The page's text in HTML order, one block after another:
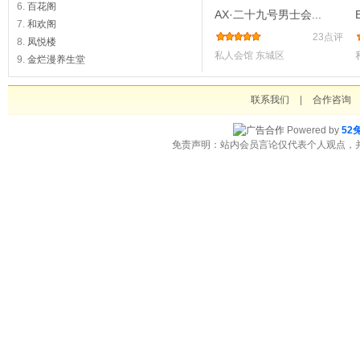
6. 百花阁
7. 和欢阁
8. 凤悦楼
9. 金烂漫养生堂
AX·二十九号男士会...
23点评
私人会馆 东城区
联系我们 合作咨询
Powered by 52
免责声明：站内会员言论仅代表个人观点